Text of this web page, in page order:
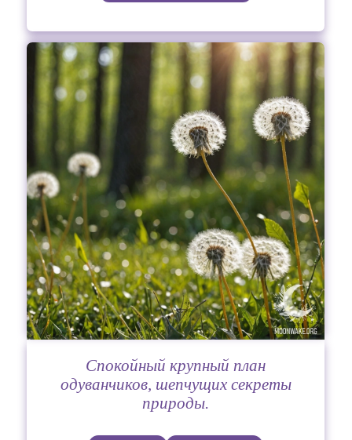
Спокойный крупный план
одуванчиков, шепчущих секреты
природы.